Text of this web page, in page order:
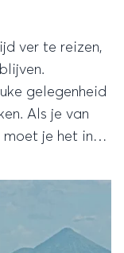
ver te reizen,
gelegenheid
Als je van
moet je het in